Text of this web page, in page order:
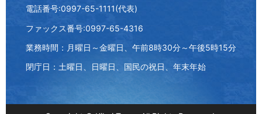
電話番号:0997-65-1111(代表)
ファックス番号:0997-65-4316
業務時間：月曜日～金曜日、午前8時30分～午後5時15分
閉庁日：土曜日、日曜日、国民の祝日、年末年始